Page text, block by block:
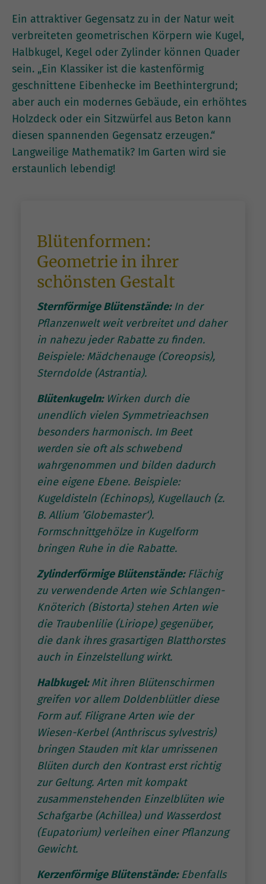
Ein attraktiver Gegensatz zu in der Natur weit
verbreiteten geometrischen Körpern wie Kugel,
Halbkugel, Kegel oder Zylinder können Quader
sein. „Ein Klassiker ist die kastenförmig
geschnittene Eibenhecke im Beethintergrund;
aber auch ein modernes Gebäude, ein erhöhtes
Holzdeck oder ein Sitzwürfel aus Beton kann
diesen spannenden Gegensatz erzeugen.“
Langweilige Mathematik? Im Garten wird sie
erstaunlich lebendig!
Blütenformen:
Geometrie in ihrer
schönsten Gestalt
Sternförmige Blütenstände:In der
Pflanzenwelt weit verbreitet und daher
in nahezu jeder Rabatte zu finden.
Beispiele: Mädchenauge (Coreopsis),
Sterndolde (Astrantia).
Blütenkugeln:Wirken durch die
unendlich vielen Symmetrieachsen
besonders harmonisch. Im Beet
werden sie oft als schwebend
wahrgenommen und bilden dadurch
eine eigene Ebene. Beispiele:
Kugeldisteln (Echinops), Kugellauch (z.
B. Allium ’Globemaster‘).
Formschnittgehölze in Kugelform
bringen Ruhe in die Rabatte.
Zylinderförmige Blütenstände:Flächig
zu verwendende Arten wie Schlangen-
Knöterich (Bistorta) stehen Arten wie
die Traubenlilie (Liriope) gegenüber,
die dank ihres grasartigen Blatthorstes
auch in Einzelstellung wirkt.
Halbkugel:Mit ihren Blütenschirmen
greifen vor allem Doldenblütler diese
Form auf. Filigrane Arten wie der
Wiesen-Kerbel (Anthriscus sylvestris)
bringen Stauden mit klar umrissenen
Blüten durch den Kontrast erst richtig
zur Geltung. Arten mit kompakt
zusammenstehenden Einzelblüten wie
Schafgarbe (Achillea) und Wasserdost
(Eupatorium) verleihen einer Pflanzung
Gewicht.
Kerzenförmige Blütenstände:Ebenfalls